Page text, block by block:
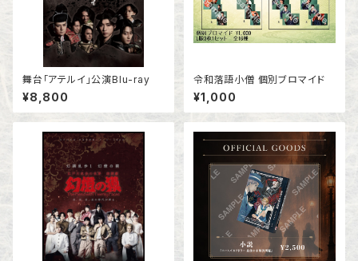
舞台「アテルイ」公演Blu-ray
¥8,800
令和落語小僧 個別ブロマイド
¥1,000